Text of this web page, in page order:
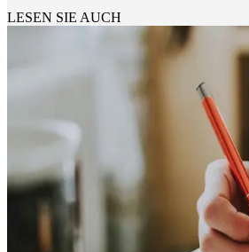
LESEN SIE AUCH